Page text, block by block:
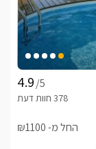
/5
החל מ- ₪1100